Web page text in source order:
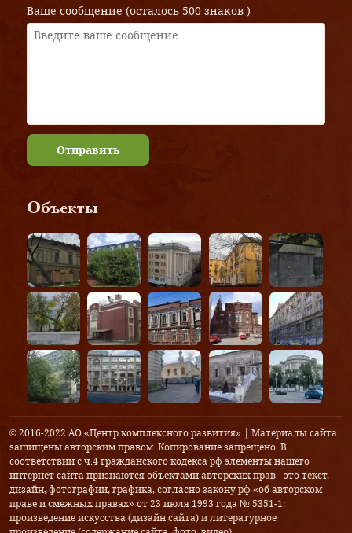
Ваше сообщение (осталось 500 знаков )
Отправить
Объекты
© 2016-2022 АО «Центр комплексного развития» | Материалы сайта
защищены авторским правом. Копирование запрещено. В
соответствии с ч.4 гражданского кодекса рф элементы нашего
интернет сайта признаются объектами авторских прав - это текст,
дизайн, фотографии, графика, согласно закону рф «об авторском
праве и смежных правах» от 23 июля 1993 года № 5351-1:
произведение искусства (дизайн сайта) и литературное